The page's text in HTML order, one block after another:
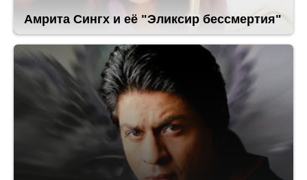
Амрита Сингх и её "Эликсир бессмертия"